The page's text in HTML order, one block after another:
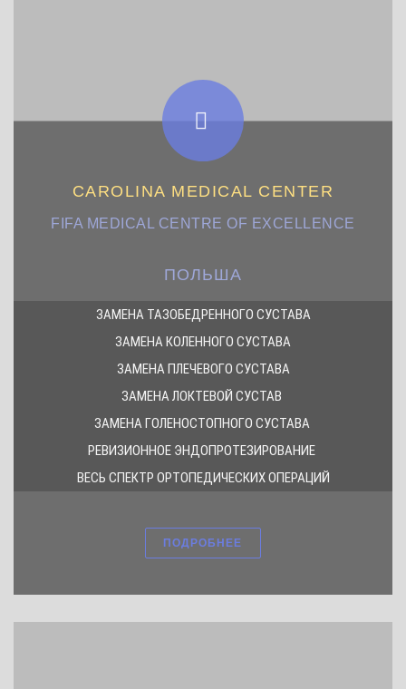
CAROLINA MEDICAL CENTER
FIFA MEDICAL CENTRE OF EXCELLENCE
ПОЛЬША
ЗАМЕНА ТАЗОБЕДРЕННОГО СУСТАВА
ЗАМЕНА КОЛЕННОГО СУСТАВА
ЗАМЕНА ПЛЕЧЕВОГО СУСТАВА
ЗАМЕНА ЛОКТЕВОЙ СУСТАВ
ЗАМЕНА ГОЛЕНОСТОПНОГО СУСТАВА
РЕВИЗИОННОЕ ЭНДОПРОТЕЗИРОВАНИЕ
ВЕСЬ СПЕКТР ОРТОПЕДИЧЕСКИХ ОПЕРАЦИЙ
ПОДРОБНЕЕ